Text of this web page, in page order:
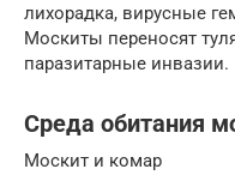
лихорадка, вирусные
Москиты переносят
паразитарные инвазии.
Среда обитания
Москит и комар